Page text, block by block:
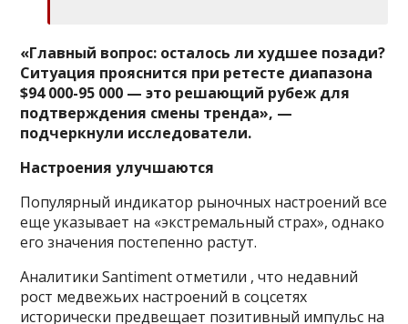
«Главный вопрос: осталось ли худшее позади?
Ситуация прояснится при ретесте диапазона
$94 000-95 000 — это решающий рубеж для
подтверждения смены тренда», —
подчеркнули исследователи.
Настроения улучшаются
Популярный индикатор рыночных настроений все
еще указывает на «экстремальный страх», однако
его значения постепенно растут.
Аналитики Santiment отметили , что недавний
рост медвежьих настроений в соцсетях
исторически предвещает позитивный импульс на